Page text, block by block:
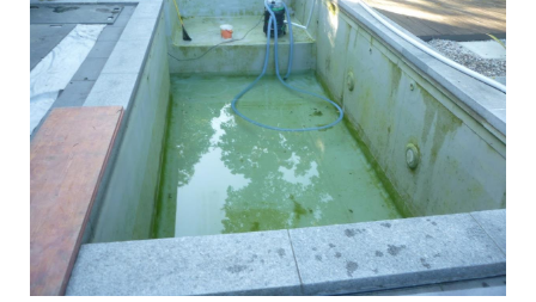
ÜBER UNS
KONTAKT